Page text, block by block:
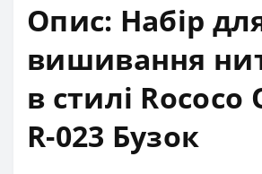
Опис: Набір
вишивання
в стилі Rococo
R-023 Бузок